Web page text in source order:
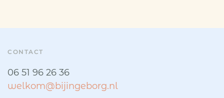
CONTACT
06 51 96 26 36
welkom@bijingeborg.nl